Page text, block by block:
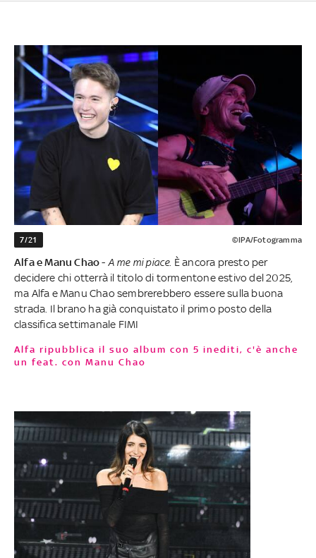
7/21 ©IPA/Fotogramma
Alfa e Manu Chao- A me mi piace. È ancora presto per
decidere chi otterrà il titolo di tormentone estivo del 2025,
ma Alfa e Manu Chao sembrerebbero essere sulla buona
strada. Il brano ha già conquistato il primo posto della
classifica settimanale FIMI
Alfa ripubblica il suo album con 5 inediti, c'è anche
un feat. con Manu Chao